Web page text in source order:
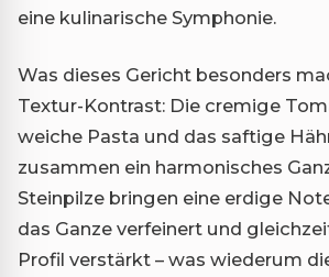
eine kulinarische Symphonie.
Was dieses Gericht besonders
Textur-Kontrast: Die cremige
weiche Pasta und das saftige
zusammen ein harmonisches
Steinpilze bringen eine erdige
das Ganze verfeinert und
Profil verstärkt – was wiederum